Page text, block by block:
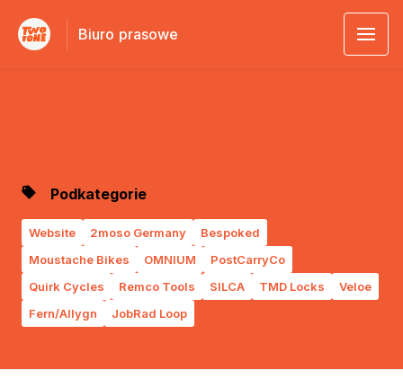
Biuro prasowe
Podkategorie
Website 2moso Germany
Bespoked
Moustache Bikes
OMNIUM
PostCarryCo
Quirk Cycles
Remco Tools SILCA TMD Locks
Veloe
Fern/Allygn
JobRad Loop